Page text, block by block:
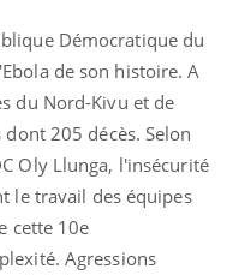
Démocratique du
de son histoire. A
du Nord-Kivu et de
205 décès. Selon
Oly Llunga, l'insécurité
le travail des équipes
cette 10e
Agressions